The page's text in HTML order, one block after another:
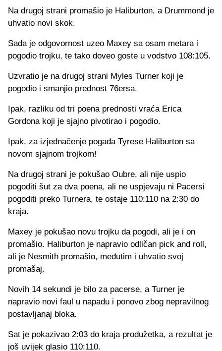
Na drugoj strani promašio je Haliburton, a Drummond je
uhvatio novi skok.
Sada je odgovornost uzeo Maxey sa osam metara i
pogodio trojku, te tako doveo goste u vodstvo 108:105.
Uzvratio je na drugoj strani Myles Turner koji je
pogodio i smanjio prednost 76ersa.
Ipak, razliku od tri poena prednosti vraća Erica
Gordona koji je sjajno pivotirao i pogodio.
Ipak, za izjednačenje pogađa Tyrese Haliburton sa
novom sjajnom trojkom!
Na drugoj strani je pokušao Oubre, ali nije uspio
pogoditi šut za dva poena, ali ne uspjevaju ni Pacersi
pogoditi preko Turnera, te ostaje 110:110 na 2:30 do
kraja.
Maxey je pokušao novu trojku da pogodi, ali je i on
promašio. Haliburton je napravio odličan pick and roll,
ali je Nesmith promašio, međutim i uhvatio svoj
promašaj.
Novih 14 sekundi je bilo za pacerse, a Turner je
napravio novi faul u napadu i ponovo zbog nepravilnog
postavljanaj bloka.
Sat je pokazivao 2:03 do kraja produžetka, a rezultat je
još uvijek glasio 110:110.